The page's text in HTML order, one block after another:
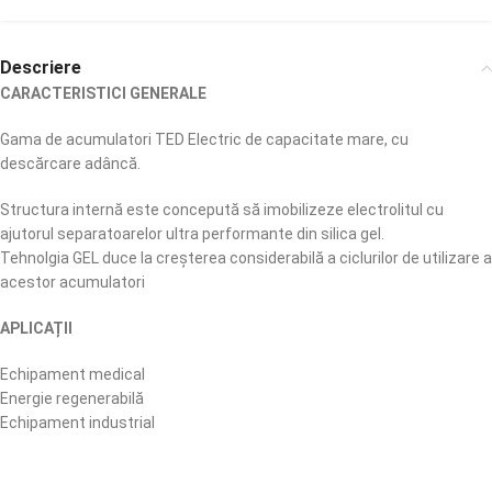
Descriere
CARACTERISTICI GENERALE
Gama de acumulatori TED Electric de capacitate mare, cu
descărcare adâncă.
Structura internă este concepută să imobilizeze electrolitul cu
ajutorul separatoarelor ultra performante din silica gel.
Tehnolgia GEL duce la creşterea considerabilă a ciclurilor de utilizare a
acestor acumulatori
APLICAȚII
Echipament medical
Energie regenerabilă
Echipament industrial